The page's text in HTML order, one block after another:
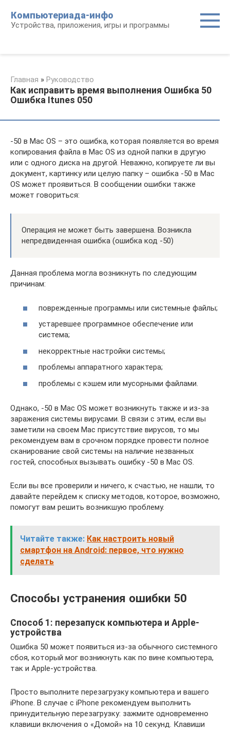
контенту
Компьютериада-инфо
Устройства, приложения, игры и программы
Главная » Руководство
Как исправить время выполнения Ошибка 50
Ошибка Itunes 050
-50 в Mac OS – это ошибка, которая появляется во время
копирования файла в Mac OS из одной папки в другую
или с одного диска на другой. Неважно, копируете ли вы
документ, картинку или целую папку – ошибка -50 в Mac
OS может проявиться. В сообщении ошибки также
может говориться:
Операция не может быть завершена. Возникла
непредвиденная ошибка (ошибка код -50)
Данная проблема могла возникнуть по следующим
причинам:
поврежденные программы или системные файлы;
устаревшее программное обеспечение или
система;
некорректные настройки системы;
проблемы аппаратного характера;
проблемы с кэшем или мусорными файлами.
Однако, -50 в Mac OS может возникнуть также и из-за
заражения системы вирусами. В связи с этим, если вы
заметили на своем Mac присутствие вирусов, то мы
рекомендуем вам в срочном порядке провести полное
сканирование свой системы на наличие незванных
гостей, способных вызывать ошибку -50 в Mac OS.
Если вы все проверили и ничего, к счастью, не нашли, то
давайте перейдем к списку методов, которое, возможно,
помогут вам решить возникшую проблему.
Читайте также: Как настроить новый
смартфон на Android: первое, что нужно
сделать
Способы устранения ошибки 50
Способ 1: перезапуск компьютера и Apple-
устройства
Ошибка 50 может появиться из-за обычного системного
сбоя, который мог возникнуть как по вине компьютера,
так и Apple-устройства.
Просто выполните перезагрузку компьютера и вашего
iPhone. В случае с iPhone рекомендуем выполнить
принудительную перезагрузку: зажмите одновременно
клавиши включения о «Домой» на 10 секунд. Клавиши